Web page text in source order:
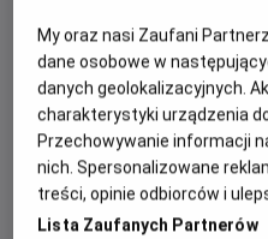
Gniezno -
Helios
Gorzów Wielkopolski-
Grudziądz-
Helios
Jelenia Góra-
Helios
Kalisz-
Helios
Katowice-
Helios
Kędzierzyn-Koźle-
Kielce-
Helios
Konin-Helios
My oraz nasi Zaufani
dane osobowe w
danych geolokalizacyjnych.
charakterystyki urządzenia
Przechowywanie informacji
nich. Spersonalizowane
treści, opinie odbiorców i
Lista Zaufanych Partnerów